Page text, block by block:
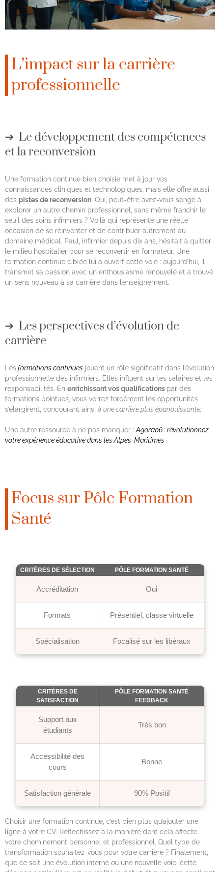
L’impact sur la carrière
professionnelle
Le développement des compétences
et la reconversion
Une formation continue bien choisie met à jour vos
connaissances cliniques et technologiques, mais elle offre aussi
des pistes de reconversion. Oui, peut-être avez-vous songé à
explorer un autre chemin professionnel, sans même franchir le
seuil des soins infirmiers ? Voilà qui représente une réelle
occasion de se réinventer et de contribuer autrement au
domaine médical. Paul, infirmier depuis dix ans, hésitait à quitter
le milieu hospitalier pour se reconvertir en formateur. Une
formation continue ciblée lui a ouvert cette voie : aujourd’hui, il
transmet sa passion avec un enthousiasme renouvelé et a trouvé
un sens nouveau à sa carrière dans l’enseignement.
Les perspectives d’évolution de
carrière
Lesformations continues jouent un rôle significatif dans l’évolution
professionnelle des infirmiers. Elles influent sur les salaires et les
responsabilités. En enrichissant vos qualifications par des
formations pointues, vous verrez forcément les opportunités
s’élargirent, concourant ainsi à une carrière plus épanouissante.
Une autre ressource à ne pas manquer :Agora06 : révolutionnez
votre expérience éducative dans les Alpes-Maritimes
Focus sur Pôle Formation
Santé
CRITÈRES DE SÉLECTION PÔLE FORMATION SANTÉ
Accréditation Oui
Formats Présentiel, classe virtuelle
Spécialisation Focalisé sur les libéraux
CRITÈRES DE
SATISFACTION
PÔLE FORMATION SANTÉ
FEEDBACK
Support aux
étudiants
Très bon
Accessibilité des
cours
Bonne
Satisfaction générale 90% Positif
Choisir une formation continue, c’est bien plus qu’ajouter une
ligne à votre CV. Réfléchissez à la manière dont cela affecte
votre cheminement personnel et professionnel. Quel type de
transformation souhaitez-vous pour votre carrière ? Finalement,
que ce soit une évolution interne ou une nouvelle voie, cette